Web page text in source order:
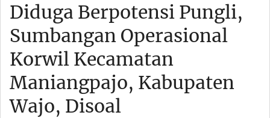
Diduga Berpotensi Pungli,
Sumbangan Operasional
Korwil Kecamatan
Maniangpajo, Kabupaten
Wajo, Disoal